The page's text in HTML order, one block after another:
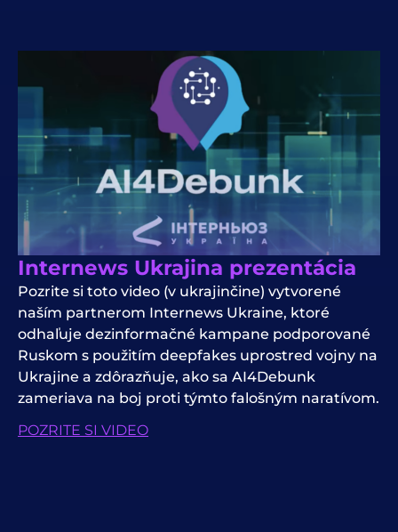
Internews Ukrajina prezentácia
Pozrite si toto video (v ukrajinčine) vytvorené
naším partnerom Internews Ukraine, ktoré
odhaľuje dezinformačné kampane podporované
Ruskom s použitím deepfakes uprostred vojny na
Ukrajine a zdôrazňuje, ako sa AI4Debunk
zameriava na boj proti týmto falošným naratívom.
POZRITE SI VIDEO